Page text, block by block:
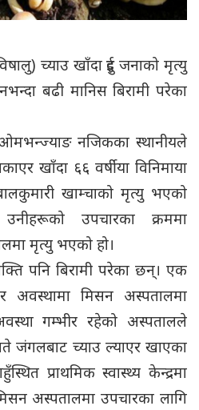
च्याउ खाँदा दुई जनाको मृत्यु
बढी मानिस बिरामी परेका
ओमभन्ज्याङ नजिकका स्थानीयले
खाँदा ६६ वर्षीया विनिमाया
खाम्चाको मृत्यु भएको
उपचारका क्रममा
मृत्यु भएको हो।
पनि बिरामी परेका छन्। एक
अवस्थामा मिसन अस्पतालमा
गम्भीर रहेको अस्पतालले
जंगलबाट च्याउ ल्याएर खाएका
प्राथमिक स्वास्थ्य केन्द्रमा
अस्पतालमा उपचारका लागि